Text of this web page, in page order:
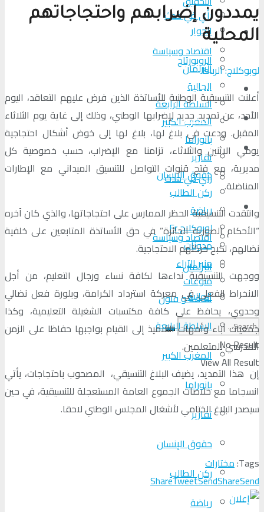
رأي في حدث
المزيد
اقتصاد وسياسة
البرلمان
الجالية
السلطة الرابعة
المغرب الكبير
بانوراما
تقارير
حقوق الإنسان
ركن الطالب
رياضة
لوبوكلاج Fr
مدونات
منبر الآراء
منوعات
ثقافة و فنون
No Result
View All Result
الحوار
الروبورتاج
تحلیل الأحداث
من عين المكان
لوبوكلاج TV
رأي في حدث
المزيد
اقتصاد وسياسة
البرلمان
الجالية
السلطة الرابعة
المغرب الكبير
بانوراما
تقارير
حقوق الإنسان
ركن الطالب
رياضة
يمددون إضرابهم واحتجاجاتهم
المحلية
لوبوكلاج: الرباط
أعلنت التنسيقية الوطنية للأساتذة الذين فرض عليهم التعاقد، اليوم
الأحد، عن تمديد جديد لإضرابها الوطني، وذلك إلى غاية يوم الثلاثاء
المقبل. ودعت في بلاغ لها، بلاغ لها إلى خوض أشكال احتجاجية
يومي الاثنين والثلاثاء، تزامنا مع الإضراب، حسب خصوصية كل
مديرية، مع فتح قنوات التواصل للتنسيق الميداني مع الإطارات
المناضلة.
وانتقدت التنسيقية الحظر الممارس على احتجاجاتها، والذي كان آخره
“الأحكام الصورية الجائرة” في حق الأساتذة المتابعين على خلفية
نضالهم، لكبح حركتهم الاحتجاجية.
ووجهت التنسيقية نداءها لكافة نساء ورجال التعليم، من أجل
الانخراط الفعلي في معركة استرداد الكرامة، وبلورة فعل نضالي
وحدوي، يحافظ على كافة مكتسبات الشغيلة التعليمية، وكذا
جمعيات آباء وأمهات التلاميذ إلى القيام بواجبها حفاظا على الزمن
المدرسي للمتعلمين.
إن هذا التمديد، يضيف البلاغ التنسيقي، المصحوب باحتجاجات، يأتي
انسجاما مع خلاصات الجموع العامة المستعجلة للتنسيقية، في حين
سيصدر البلاغ الختامي لأشغال المجلس الوطني لاحقا.
Tags: مختارات
ShareTweetSendShareSend